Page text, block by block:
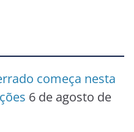
começa nesta
6 de agosto de